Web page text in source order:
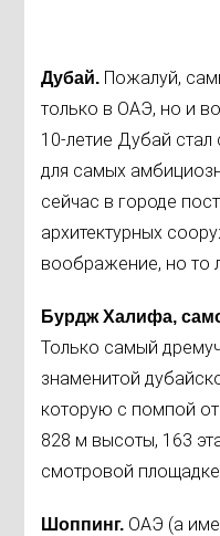
Дубай. Пожалуй,
только в ОАЭ, но и
10-летие Дубай
для самых
сейчас в городе
архитектурных
воображение, но то
Бурдж Халифа,
Только самый
знаменитой
которую с помпой
828 м высоты, 163
смотровой площадке
Шоппинг. ОАЭ (а